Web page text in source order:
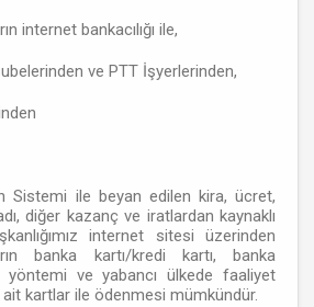
internet bankacılığı ile,
ve PTT İşyerlerinden,
Sistemi ile beyan edilen kira, ücret,
diğer kazanç ve iratlardan kaynaklı
internet sitesi üzerinden
banka kartı/kredi kartı, banka
yöntemi ve yabancı ülkede faaliyet
kartlar ile ödenmesi mümkündür.